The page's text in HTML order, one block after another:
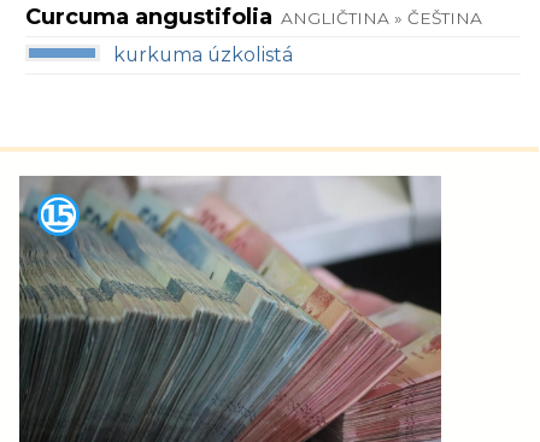
Curcuma angustifolia ANGLIČTINA » ČEŠTINA
kurkuma úzkolistá